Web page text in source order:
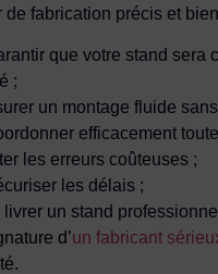
de fabrication précis et
que votre stand sera
;
un montage fluide
efficacement
les erreurs coûteuses ;
les délais ;
livrer un stand
d’un fabricant